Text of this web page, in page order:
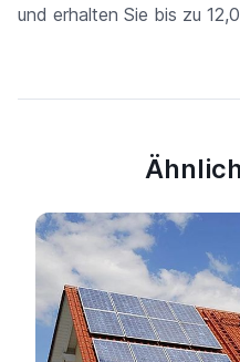
und erhalten Sie bis zu